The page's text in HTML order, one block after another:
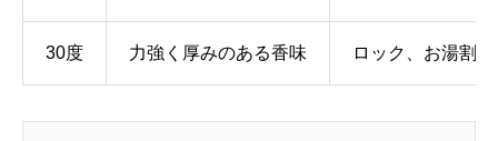
30度 力強く厚みのある香味 ロック、お湯割